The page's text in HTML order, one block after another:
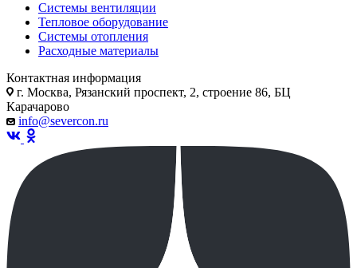
Системы вентиляции
Тепловое оборудование
Системы отопления
Расходные материалы
Контактная информация
г. Москва, Рязанский проспект, 2, строение 86, БЦ
Карачарово
info@severcon.ru